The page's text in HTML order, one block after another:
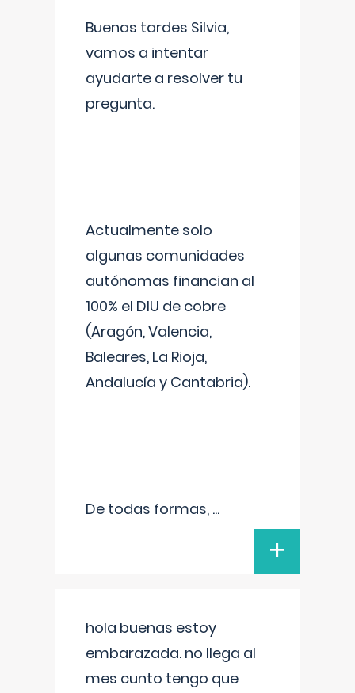
Buenas tardes Silvia,
vamos a intentar
ayudarte a resolver tu
pregunta.
Actualmente solo
algunas comunidades
autónomas financian al
100% el DIU de cobre
(Aragón, Valencia,
Baleares, La Rioja,
Andalucía y Cantabria).
De todas formas, ...
+
hola buenas estoy
embarazada. no llega al
mes cunto tengo que